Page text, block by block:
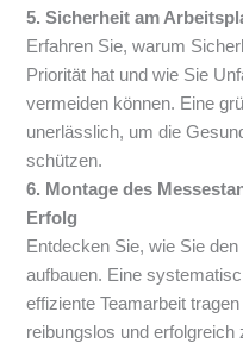
5. Sicherheit am
Erfahren Sie, warum
Priorität hat und wie Sie
vermeiden können. Eine
unerlässlich, um die
schützen.
6. Montage des
Erfolg
Entdecken Sie, wie Sie
aufbauen. Eine
effiziente Teamarbeit
reibungslos und erfolgreich